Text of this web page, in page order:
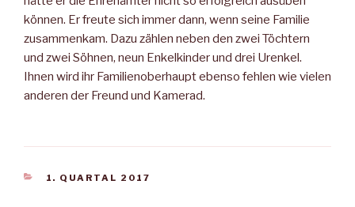
können. Er freute sich immer dann, wenn seine Familie
zusammenkam. Dazu zählen neben den zwei Töchtern
und zwei Söhnen, neun Enkelkinder und drei Urenkel.
Ihnen wird ihr Familienoberhaupt ebenso fehlen wie vielen
anderen der Freund und Kamerad.
KATEGORIEN
1. QUARTAL 2017